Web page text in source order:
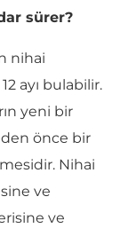
sürer?
nihai
ayı bulabilir.
yeni bir
önce bir
Nihai
ve
ve